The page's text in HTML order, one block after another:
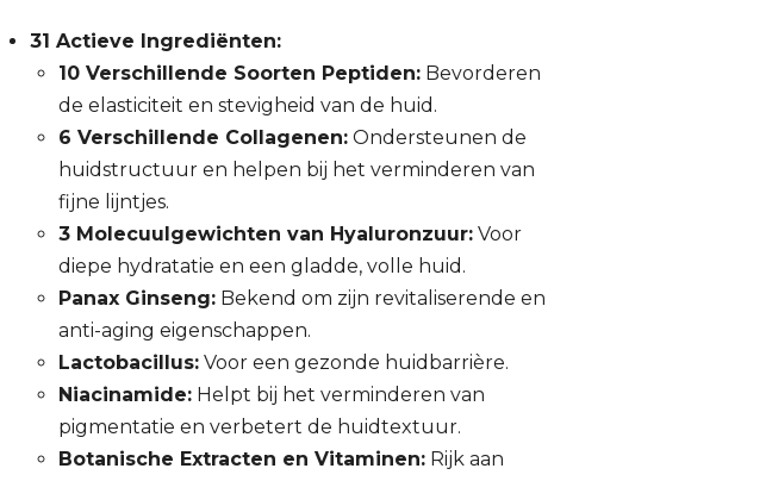
31 Actieve Ingrediënten:
10 Verschillende Soorten Peptiden: Bevorderen
de elasticiteit en stevigheid van de huid.
6 Verschillende Collagenen: Ondersteunen de
huidstructuur en helpen bij het verminderen van
fijne lijntjes.
3 Molecuulgewichten van Hyaluronzuur: Voor
diepe hydratatie en een gladde, volle huid.
Panax Ginseng: Bekend om zijn revitaliserende en
anti-aging eigenschappen.
Lactobacillus: Voor een gezonde huidbarrière.
Niacinamide: Helpt bij het verminderen van
pigmentatie en verbetert de huidtextuur.
Botanische Extracten en Vitaminen: Rijk aan